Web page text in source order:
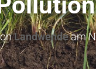
Landwendeam